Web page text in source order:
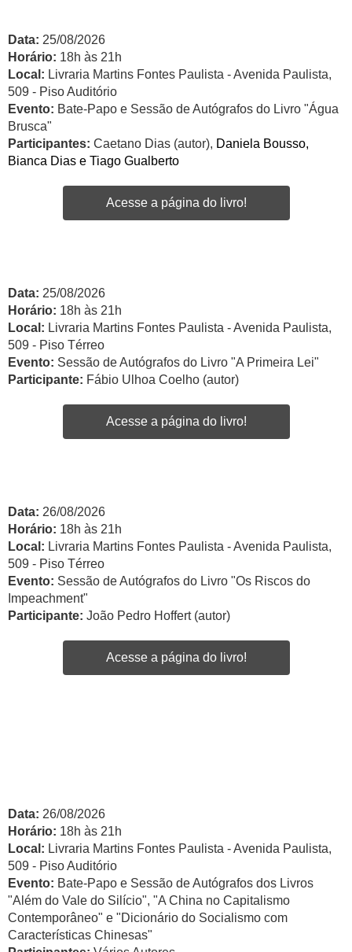
Data: 25/08/2026
Horário: 18h às 21h
Local: Livraria Martins Fontes Paulista - Avenida Paulista,
509 - Piso Auditório
Evento: Bate-Papo e Sessão de Autógrafos do Livro "Água
Brusca"
Participantes: Caetano Dias (autor), Daniela Bousso,
Bianca Dias e Tiago Gualberto
Acesse a página do livro!
Data: 25/08/2026
Horário: 18h às 21h
Local: Livraria Martins Fontes Paulista - Avenida Paulista,
509 - Piso Térreo
Evento: Sessão de Autógrafos do Livro "A Primeira Lei"
Participante: Fábio Ulhoa Coelho (autor)
Acesse a página do livro!
Data: 26/08/2026
Horário: 18h às 21h
Local: Livraria Martins Fontes Paulista - Avenida Paulista,
509 - Piso Térreo
Evento: Sessão de Autógrafos do Livro "Os Riscos do
Impeachment"
Participante: João Pedro Hoffert (autor)
Acesse a página do livro!
Data: 26/08/2026
Horário: 18h às 21h
Local: Livraria Martins Fontes Paulista - Avenida Paulista,
509 - Piso Auditório
Evento: Bate-Papo e Sessão de Autógrafos dos Livros
"Além do Vale do Silício", "A China no Capitalismo
Contemporâneo" e "Dicionário do Socialismo com
Características Chinesas"